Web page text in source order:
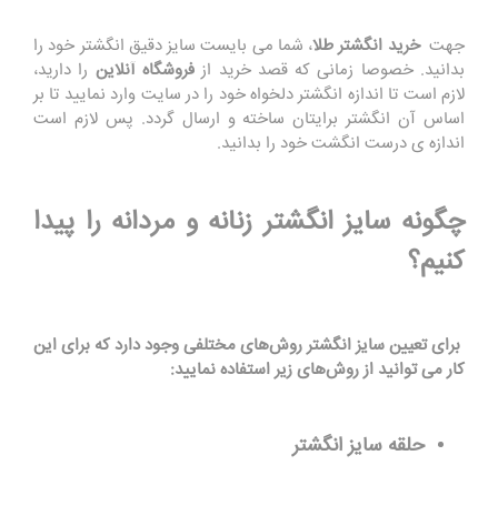
جهت خرید انگشتر طلا، شما می بایست سایز دقیق انگشتر خود را
بدانید. خصوصا زمانی که قصد خرید ازفروشگاه آنلاین را دارید،
لازم است تا اندازه انگشتر دلخواه خود را در سایت وارد نمایید تا بر
اساس آن انگشتر برایتان ساخته و ارسال گردد. پس لازم است
اندازه‌ ی درست انگشت خود را بدانید.
چگونه سایز انگشتر زنانه و مردانه را پیدا
کنیم؟
برای تعیین سایز انگشتر روش‌های مختلفی وجود دارد که برای این
کار می‌ توانید از روش‌های زیر استفاده نمایید:
حلقه سایز انگشتر